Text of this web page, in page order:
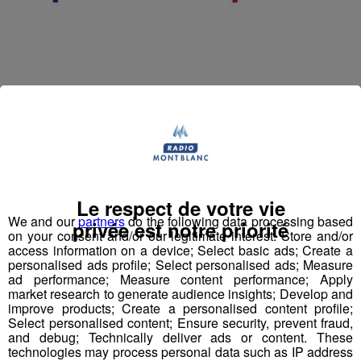
LOCALISATION :Passy
TYPE DE CONTRAT :Contrat à durée indéterminée
NBR HEURES HEBDOMADAIRES :35 heures
EXPERIENCE :Débutant accepté
We and ourpartnersdo the following data processing based
on your consent and/or our legitimate interest: Store and/or
access information on a device; Select basic ads; Create a
personalised ads profile; Select personalised ads; Measure
ad performance; Measure content performance; Apply
market research to generate audience insights; Develop and
improve products; Create a personalised content profile;
Select personalised content; Ensure security, prevent fraud,
and debug; Technically deliver ads or content. These
technologies may process personal data such as IP address
Le respect de votre vie
privée est notre priorité